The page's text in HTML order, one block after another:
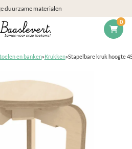
0
duurzame materialen
en banken»Krukken»Stapelbare kruk hoogte